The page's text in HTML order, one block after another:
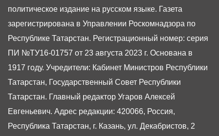
политическое издание на русском языке. Газета
зарегистрирована в Управлении Роскомнадзора по
Республике Татарстан. Регистрационный номер: серия
ПИ №ТУ16-01757 от 23 августа 2023 г. Основана в
1917 году. Учредители: Кабинет Министров Республики
Татарстан, Государственный Совет Республики
Татарстан. Главный редактор Угаров Алексей
Евгеньевич. Адрес редакции: 420066, Россия,
Республика Татарстан, г. Казань, ул. Декабристов, 2